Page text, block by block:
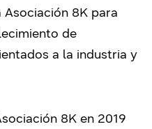
8K para
de
a la industria y
8K en 2019